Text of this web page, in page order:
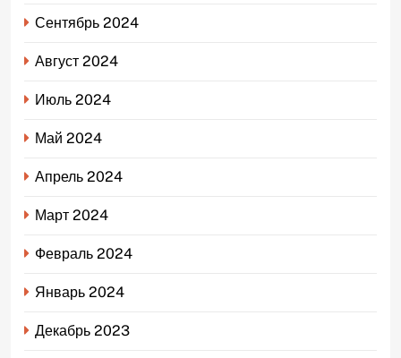
Сентябрь 2024
Август 2024
Июль 2024
Май 2024
Апрель 2024
Март 2024
Февраль 2024
Январь 2024
Декабрь 2023